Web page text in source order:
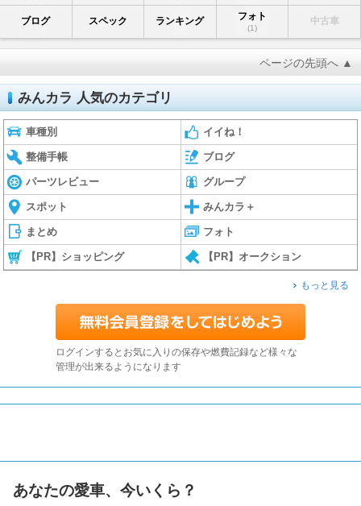
ブログ スペック ランキング フォト
(1)
中古車
ページの先頭へ ▲
みんカラ 人気のカテゴリ
車種別 イイね！
整備手帳 ブログ
パーツレビュー グループ
スポット みんカラ＋
まとめ フォト
【PR】ショッピング 【PR】オークション
もっと見る
ログインするとお気に入りの保存や燃費記録など様々な
管理が出来るようになります
あなたの愛車、今いくら？